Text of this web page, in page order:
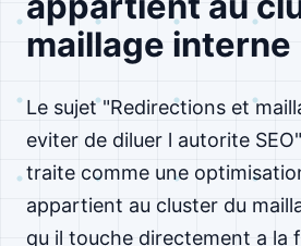
maillage interne
Le sujet "Redirections et
eviter de diluer l autorite
traite comme une
appartient au cluster du
qu il touche directement a la